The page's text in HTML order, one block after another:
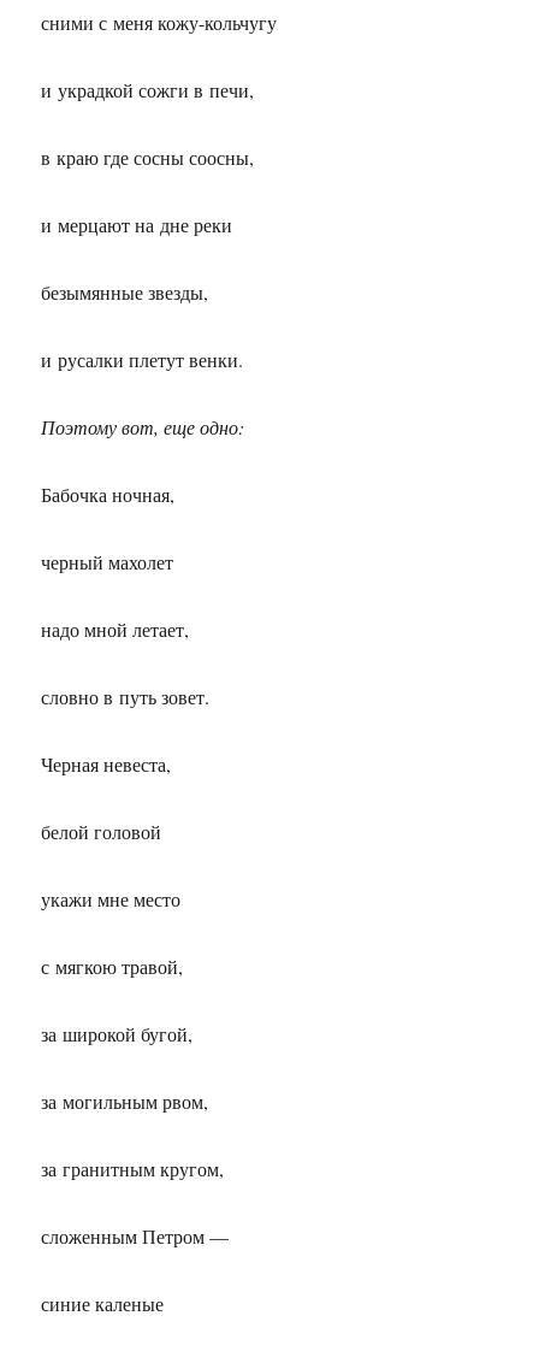
сними с меня кожу-кольчугу
и украдкой сожги в печи,
в краю где сосны соосны,
и мерцают на дне реки
безымянные звезды,
и русалки плетут венки.
Поэтому вот, еще одно:
Бабочка ночная,
черный махолет
надо мной летает,
словно в путь зовет.
Черная невеста,
белой головой
укажи мне место
с мягкою травой,
за широкой бугой,
за могильным рвом,
за гранитным кругом,
сложенным Петром —
синие каленые